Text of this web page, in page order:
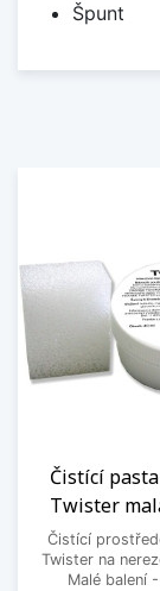
Špunt
Čistící
Twister
Čistící
Twister na
Malé balení